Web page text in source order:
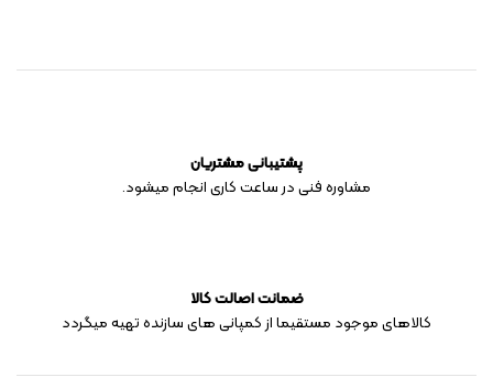
پشتیبانی مشتریان
مشاوره فنی در ساعت کاری انجام میشود.
ضمانت اصالت کالا
کالاهای موجود مستقیما از کمپانی های سازنده تهیه میگردد